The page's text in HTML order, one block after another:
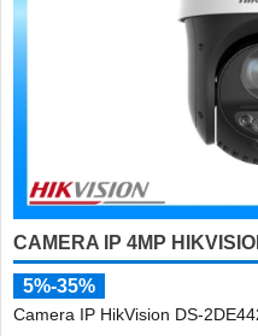
CAMERA IP 4MP
5%-35%
Camera IP HikVision DS-